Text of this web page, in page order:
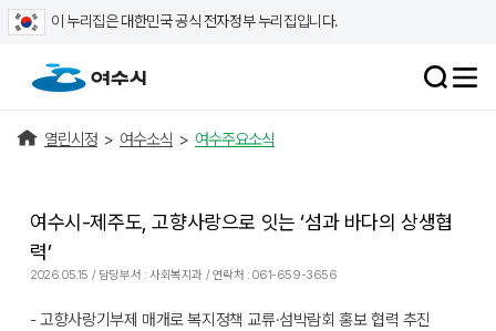
이 누리집은 대한민국 공식 전자정부 누리집입니다.
열린시정 > 여수소식 > 여수주요소식
여수시-제주도, 고향사랑으로 잇는 ‘섬과 바다의 상생협
력’
2026.05.15 / 담당부서 : 사회복지과 / 연락처 : 061-659-3656
- 고향사랑기부제 매개로 복지정책 교류·섬박람회 홍보 협력 추진